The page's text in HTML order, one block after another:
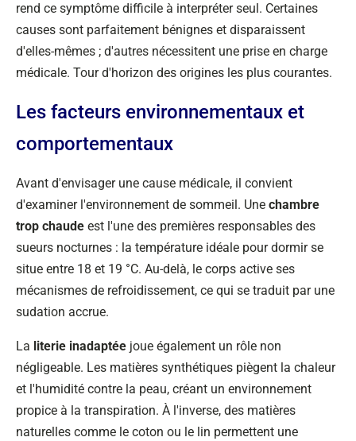
rend ce symptôme difficile à interpréter seul. Certaines
causes sont parfaitement bénignes et disparaissent
d'elles-mêmes ; d'autres nécessitent une prise en charge
médicale. Tour d'horizon des origines les plus courantes.
Les facteurs environnementaux et
comportementaux
Avant d'envisager une cause médicale, il convient
d'examiner l'environnement de sommeil. Une chambre
trop chaude est l'une des premières responsables des
sueurs nocturnes : la température idéale pour dormir se
situe entre 18 et 19 °C. Au-delà, le corps active ses
mécanismes de refroidissement, ce qui se traduit par une
sudation accrue.
La literie inadaptée joue également un rôle non
négligeable. Les matières synthétiques piègent la chaleur
et l'humidité contre la peau, créant un environnement
propice à la transpiration. À l'inverse, des matières
naturelles comme le coton ou le lin permettent une